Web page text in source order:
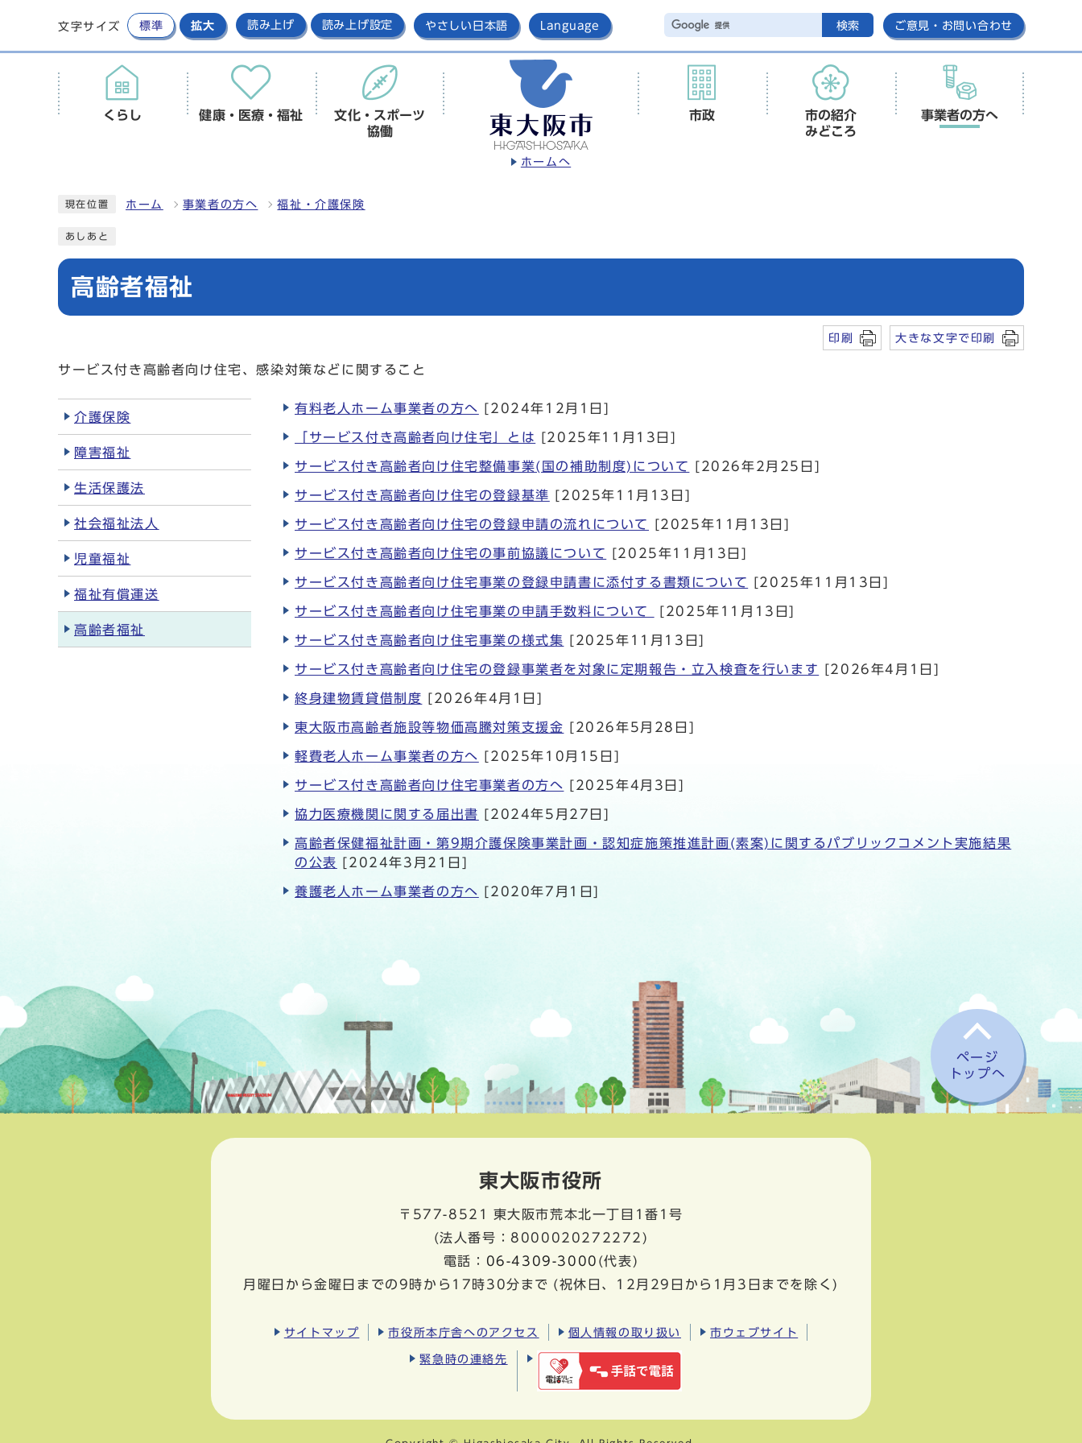
文字サイズ 標準 拡大 読み上げ 読み上げ設定 やさしい日本語 Language 検索 ご意見・お問い合わせ
ホームへ
くらし 健康・医療・福祉
文化・スポーツ
協働
市政
市の紹介
みどころ
事業者の方へ
現在位置 ホーム 事業者の方へ 福祉・介護保険
あしあと
高齢者福祉
印刷 大きな文字で印刷
サービス付き高齢者向け住宅、感染対策などに関すること
有料老人ホーム事業者の方へ [2024年12月1日]
「サービス付き高齢者向け住宅」とは [2025年11月13日]
サービス付き高齢者向け住宅整備事業(国の補助制度)について [2026年2月25日]
サービス付き高齢者向け住宅の登録基準 [2025年11月13日]
サービス付き高齢者向け住宅の登録申請の流れについて [2025年11月13日]
サービス付き高齢者向け住宅の事前協議について [2025年11月13日]
サービス付き高齢者向け住宅事業の登録申請書に添付する書類について [2025年11月13日]
サービス付き高齢者向け住宅事業の申請手数料について [2025年11月13日]
サービス付き高齢者向け住宅事業の様式集 [2025年11月13日]
サービス付き高齢者向け住宅の登録事業者を対象に定期報告・立入検査を行います [2026年4月1日]
終身建物賃貸借制度 [2026年4月1日]
東大阪市高齢者施設等物価高騰対策支援金 [2026年5月28日]
軽費老人ホーム事業者の方へ [2025年10月15日]
サービス付き高齢者向け住宅事業者の方へ [2025年4月3日]
協力医療機関に関する届出書 [2024年5月27日]
高齢者保健福祉計画・第9期介護保険事業計画・認知症施策推進計画(素案)に関するパブリックコメント実施結果
の公表
[2024年3月21日]
養護老人ホーム事業者の方へ [2020年7月1日]
介護保険
障害福祉
生活保護法
社会福祉法人
児童福祉
福祉有償運送
高齢者福祉
ページ
トップへ
東大阪市役所
〒577-8521
東大阪市荒本北一丁目1番1号
(法人番号：8000020272272)
電話： 06-4309-3000 (代表)
月曜日から金曜日までの9時から17時30分まで (祝休日、12月29日から1月3日までを除く)
サイトマップ 市役所本庁舎へのアクセス 個人情報の取り扱い 市ウェブサイト
緊急時の連絡先